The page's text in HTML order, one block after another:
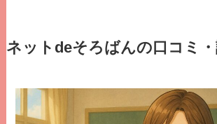
ネットdeそろばんの口コミ